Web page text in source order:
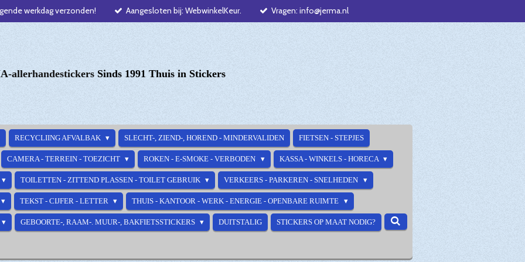
werkdag verzonden! Aangesloten bij: WebwinkelKeur. Vragen: info@jerma.nl
allerhandestickers Sinds 1991 Thuis in Stickers
RECYCLIING AFVALBAK SLECHT-, ZIEND-, HOREND - MINDERVALIDEN FIETSEN - STEPJES
CAMERA - TERREIN - TOEZICHT ROKEN - E-SMOKE - VERBODEN KASSA - WINKELS - HORECA
TOILETTEN - ZITTEND PLASSEN - TOILET GEBRUIK VERKEERS - PARKEREN - SNELHEDEN
TEKST - CIJFER - LETTER THUIS - KANTOOR - WERK - ENERGIE - OPENBARE RUIMTE
GEBOORTE-, RAAM-. MUUR-, BAKFIETSSTICKERS DUITSTALIG STICKERS OP MAAT NODIG?